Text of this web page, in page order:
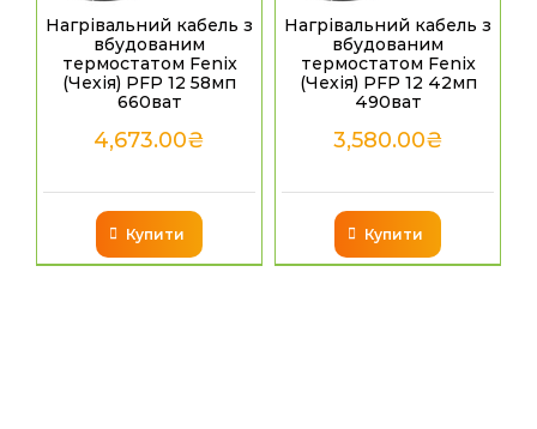
Нагрівальний кабель з
вбудованим
термостатом Fenix
(Чехія) PFP 12 58мп
660ват
4,673.00₴
Купити
Нагрівальний кабель з
вбудованим
термостатом Fenix
(Чехія) PFP 12 42мп
490ват
3,580.00₴
Купити